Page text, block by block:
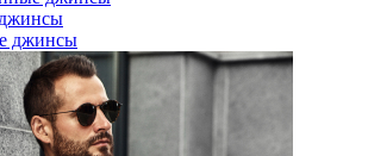
джинсы